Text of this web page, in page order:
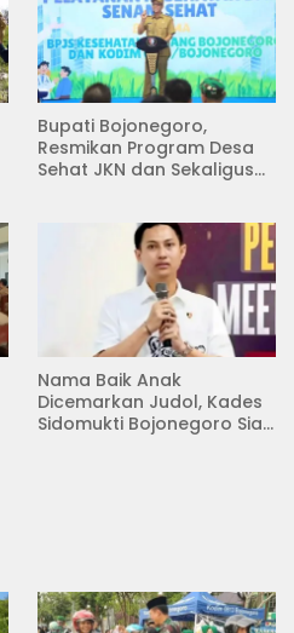
Bupati Bojonegoro,
Resmikan Program Desa
Sehat JKN dan Sekaligus
Nama Baik Anak
Dicemarkan Judol, Kades
Sidomukti Bojonegoro Siap